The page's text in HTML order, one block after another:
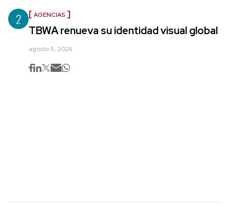
2 AGENCIAS
TBWA renueva su identidad visual global
agosto 5, 2026